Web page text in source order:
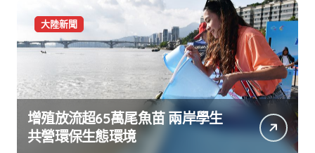
大陸新聞
增殖放流超65萬尾魚苗 兩岸學生
共營環保生態環境